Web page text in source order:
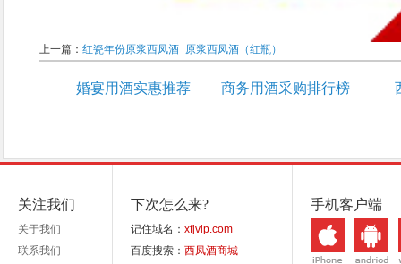
上一篇： 红瓷年份原浆西凤酒_原浆西凤酒（红瓶）
婚宴用酒实惠推荐 商务用酒采购排行榜
关注我们
关于我们
联系我们
下次怎么来?
记住域名： xfjvip.com
百度搜索： 西凤酒商城
手机客户端